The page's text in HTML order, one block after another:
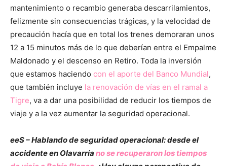
mantenimiento o recambio generaba descarrilamientos,
felizmente sin consecuencias trágicas, y la velocidad de
precaución hacía que en total los trenes demoraran unos
12 a 15 minutos más de lo que deberían entre el Empalme
Maldonado y el descenso en Retiro. Toda la inversión
que estamos haciendo con el aporte del Banco Mundial,
que también incluye la renovación de vías en el ramal a
Tigre, va a dar una posibilidad de reducir los tiempos de
viaje y a la vez aumentar la seguridad operacional.
eeS – Hablando de seguridad operacional: desde el
accidente en Olavarría no se recuperaron los tiempos